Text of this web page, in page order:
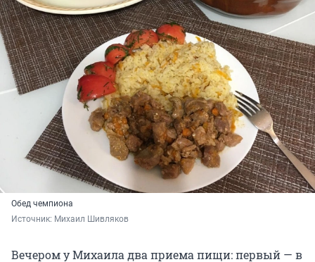
Обед чемпиона
Источник: Михаил Шивляков
Вечером у Михаила два приема пищи: первый — в